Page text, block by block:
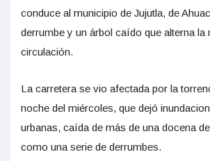
conduce al municipio de Jujutla, de
derrumbe y un árbol caído que alterna la
circulación.
La carretera se vio afectada por la
noche del miércoles, que dejó
urbanas, caída de más de una docena
como una serie de derrumbes.